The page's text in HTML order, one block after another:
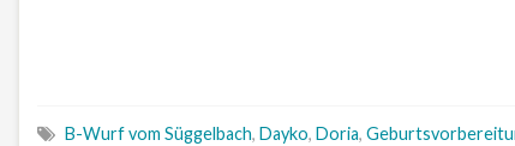
B-Wurf vom Süggelbach, Dayko, Doria,